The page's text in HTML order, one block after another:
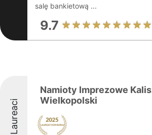
salę bankietową ...
9.7
Laureaci
Namioty Imprezowe
Wielkopolski